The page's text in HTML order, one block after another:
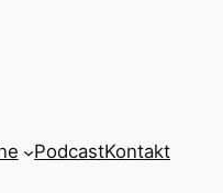
PodcastKontakt